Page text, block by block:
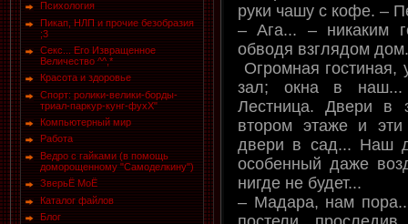
Психология
Пикап, НЛП и прочие безобразия
;3
Секс... Его Извращенное
Величество ^^,*
Красота и здоровье
Спорт: ролики-велики-борды-
триал-паркур-кунг-фухХ"
Компьютерный мир
Работа
Ведро с гайками (в помощь
доморощенному "Самоделкину")
ЗверьЁ МоЁ
Каталог файлов
Блог
руки чашу с кофе. –
– Ага... – никаким
обводя взглядом дом.
Огромная
зал; окна в
Лестница. Двери в
втором этаже и
двери в сад... Наш
особенный даже
нигде не будет...
– Мадара, нам